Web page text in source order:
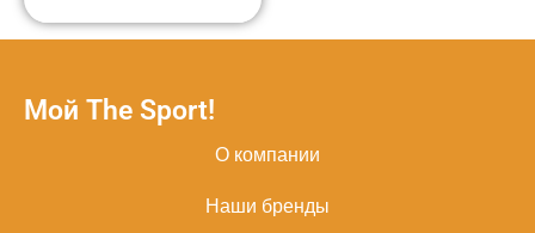
Мой The Sport!
О компании
Наши бренды